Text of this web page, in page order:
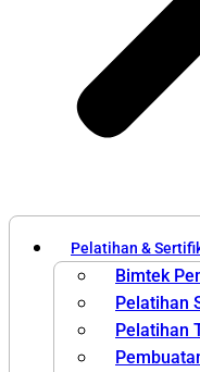
Pelatihan &
Bimtek
Pelatihan
Pelatihan